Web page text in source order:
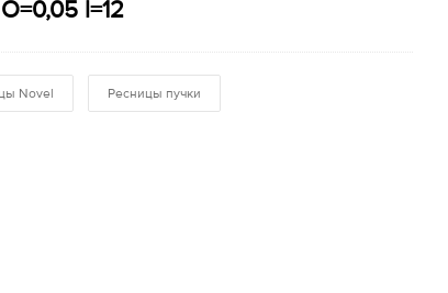
l=12
Novel Ресницы пучки